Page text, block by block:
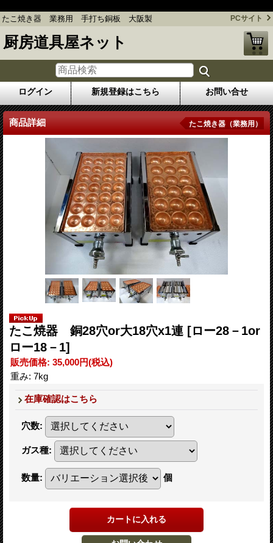
たこ焼き器 業務用 手打ち銅板 大阪製 PCサイト
厨房道具屋ネット
ログイン 新規登録はこちら お問い合せ
商品詳細 たこ焼き器（業務用）
たこ焼器 銅28穴or大18穴x1連 [ロー28－1or
ロー18－1]
販売価格: 35,000円(税込)
重み: 7kg
在庫確認はこちら
穴数:
ガス種:
数量: 個